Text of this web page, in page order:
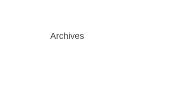
Archives